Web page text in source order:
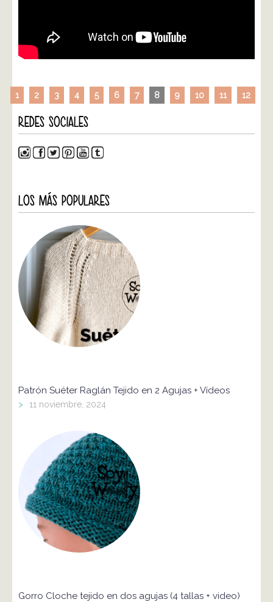
1 2 3 4 5 6 7 8 9 10 11 12
REDES SOCIALES
LOS MÁS POPULARES
Patrón Suéter Raglán Tejido en 2 Agujas + Vídeos
> 11 noviembre, 2024
Gorro Cloche tejido en dos agujas (4 tallas + video)